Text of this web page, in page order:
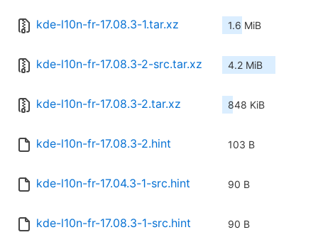
kde-l10n-fr-17.08.3-1.tar.xz 1.6 MiB
kde-l10n-fr-17.08.3-2-src.tar.xz 4.2 MiB
kde-l10n-fr-17.08.3-2.tar.xz 848 KiB
kde-l10n-fr-17.08.3-2.hint 103 B
kde-l10n-fr-17.04.3-1-src.hint 90 B
kde-l10n-fr-17.08.3-1-src.hint 90 B